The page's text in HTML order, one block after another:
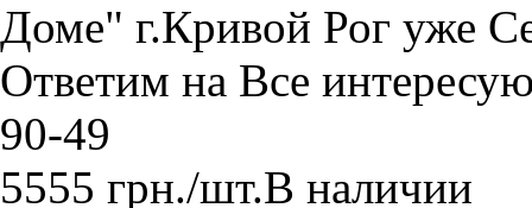
Доме" г.Кривой Рог уже
Ответим на Все
90-49
5555 грн./шт.В наличии